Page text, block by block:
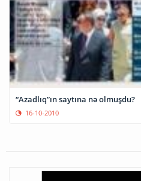
“Azadlıq”ın saytına nə olmuşdu?
16-10-2010